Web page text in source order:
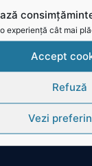
experiență cât mai
Accept
Refuză
Vezi